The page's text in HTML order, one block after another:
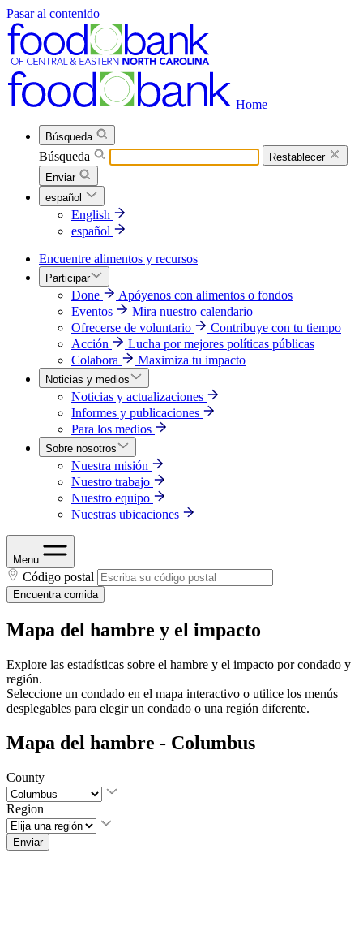
Pasar al contenido
Home
Búsqueda
Búsqueda
Restablecer
Enviar
español
English
español
Encuentre alimentos y recursos
Participar
Done
Apóyenos con alimentos o fondos
Eventos
Mira nuestro calendario
Ofrecerse de voluntario
Contribuye con tu tiempo
Acción
Lucha por mejores políticas públicas
Colabora
Maximiza tu impacto
Noticias y medios
Noticias y actualizaciones
Informes y publicaciones
Para los medios
Sobre nosotros
Nuestra misión
Nuestro trabajo
Nuestro equipo
Nuestras ubicaciones
Menu
Código postal
Encuentra comida
Mapa del hambre y el impacto
Explore las estadísticas sobre el hambre y el impacto por condado y
región.
Seleccione un condado en el mapa interactivo o utilice los menús
desplegables para elegir un condado o una región diferente.
Mapa del hambre - Columbus
County
Region
Enviar